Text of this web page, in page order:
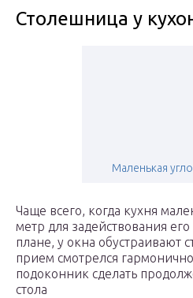
Столешница у
Маленькая
Чаще всего, когда кухня
метр для задействования
плане, у окна обустраивают
прием смотрелся
подоконник сделать
стола